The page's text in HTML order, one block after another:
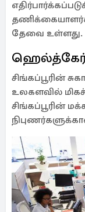
தேவை உள்ளது.
ஹெல்த்கேர்
சிங்கப்பூரின்
உலகளவில் மிகச்
சிங்கப்பூரின்